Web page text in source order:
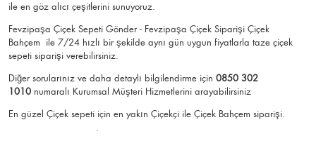
ile en göz alıcı çeşitlerini sunuyoruz.
Fevzipaşa Çiçek Sepeti Gönder - Fevzipaşa Çiçek Siparişi Çiçek
Bahçem ile 7/24 hızlı bir şekilde aynı gün uygun fiyatlarla taze çiçek
sepeti siparişi verebilirsiniz.
Diğer sorularınız ve daha detaylı bilgilendirme için 0850 302
1010 numaralı Kurumsal Müşteri Hizmetlerini arayabilirsiniz
En güzel Çiçek sepeti için en yakın Çiçekçi ile Çiçek Bahçem siparişi.
.